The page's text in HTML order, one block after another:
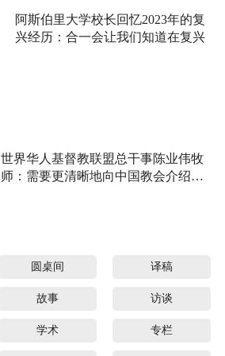
阿斯伯里大学校长回忆2023年的复
兴经历：合一会让我们知道在复兴
世界华人基督教联盟总干事陈业伟牧
师：需要更清晰地向中国教会介绍福
圆桌间 译稿
故事 访谈
学术 专栏